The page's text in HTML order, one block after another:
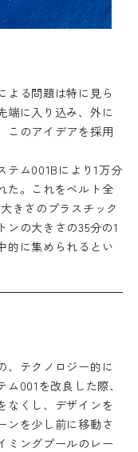
よる問題は特に見ら
端に入り込み、外に
このアイデアを採用
テム001Bにより1万分
た。これをベルト全
きさのプラスチック
の大きさの35分の1
的に集められるとい
、テクノロジー的に
001を改良した際、
なくし、デザインを
ンを少し前に移動さ
ミングプールのレー